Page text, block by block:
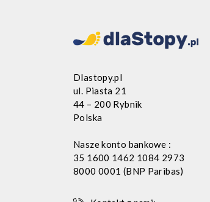
Dlastopy.pl
ul. Piasta 21
44 – 200 Rybnik
Polska
Nasze konto bankowe :
35 1600 1462 1084 2973
8000 0001 (BNP Paribas)